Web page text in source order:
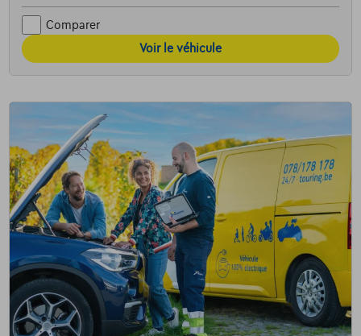
Comparer
Voir le véhicule